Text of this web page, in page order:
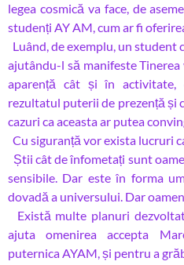
legea cosmică va face, de
studenți AY AM, cum ar fi
Luând, de exemplu, un student
ajutându-l să manifeste Tinerea
aparență cât și în activitate,
rezultatul puterii de prezență și
cazuri ca aceasta ar putea
Cu siguranță vor exista lucruri
Știi cât de înfometați sunt
sensibile. Dar este în forma
dovadă a universului. Dar
Există multe planuri
ajuta omenirea accepta
puternica AYAM, și pentru a